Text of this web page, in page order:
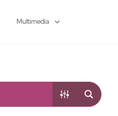
Multimedia